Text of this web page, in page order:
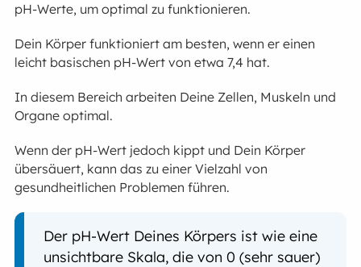
pH-Werte, um optimal zu funktionieren.
Dein Körper funktioniert am besten, wenn er einen
leicht basischen pH-Wert von etwa 7,4 hat.
In diesem Bereich arbeiten Deine Zellen, Muskeln und
Organe optimal.
Wenn der pH-Wert jedoch kippt und Dein Körper
übersäuert, kann das zu einer Vielzahl von
gesundheitlichen Problemen führen.
Der pH-Wert Deines Körpers ist wie eine
unsichtbare Skala, die von 0 (sehr sauer)